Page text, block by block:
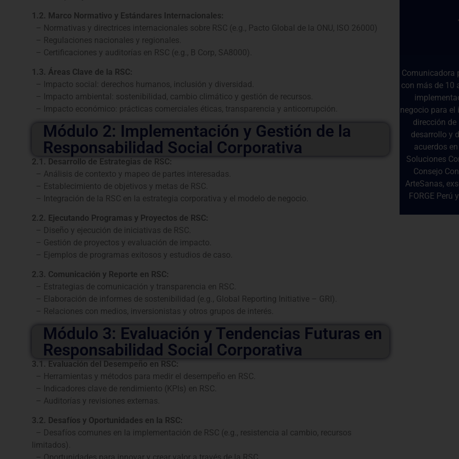
1.2. Marco Normativo y Estándares Internacionales:
– Normativas y directrices internacionales sobre RSC (e.g., Pacto Global de la ONU, ISO 26000)
– Regulaciones nacionales y regionales.
– Certificaciones y auditorías en RSC (e.g., B Corp, SA8000).
1.3. Áreas Clave de la RSC:
– Impacto social: derechos humanos, inclusión y diversidad.
– Impacto ambiental: sostenibilidad, cambio climático y gestión de recursos.
– Impacto económico: prácticas comerciales éticas, transparencia y anticorrupción.
Módulo 2: Implementación y Gestión de la
Responsabilidad Social Corporativa
2.1. Desarrollo de Estrategias de RSC:
– Análisis de contexto y mapeo de partes interesadas.
– Establecimiento de objetivos y metas de RSC.
– Integración de la RSC en la estrategia corporativa y el modelo de negocio.
2.2. Ejecutando Programas y Proyectos de RSC:
– Diseño y ejecución de iniciativas de RSC.
– Gestión de proyectos y evaluación de impacto.
– Ejemplos de programas exitosos y estudios de caso.
2.3. Comunicación y Reporte en RSC:
– Estrategias de comunicación y transparencia en RSC.
– Elaboración de informes de sostenibilidad (e.g., Global Reporting Initiative – GRI).
– Relaciones con medios, inversionistas y otros grupos de interés.
Módulo 3: Evaluación y Tendencias Futuras en
Responsabilidad Social Corporativa
3.1. Evaluación del Desempeño en RSC:
– Herramientas y métodos para medir el desempeño en RSC.
– Indicadores clave de rendimiento (KPIs) en RSC.
– Auditorías y revisiones externas.
3.2. Desafíos y Oportunidades en la RSC:
– Desafíos comunes en la implementación de RSC (e.g., resistencia al cambio, recursos
limitados).
Comunicadora
con más de 10
negocio para el
dirección
desarrollo y
acuerdos
Soluciones
Consejo
ArteSanas,
FORGE